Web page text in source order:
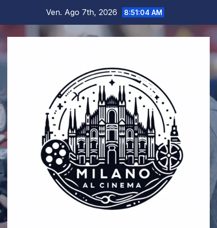
contenuto
Ven. Ago 7th, 2026 8:51:05 AM